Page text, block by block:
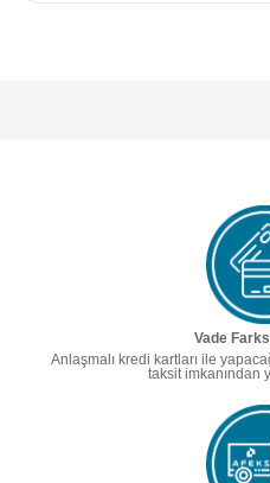
Vade
Anlaşmalı kredi kartları ile
taksit imkanından